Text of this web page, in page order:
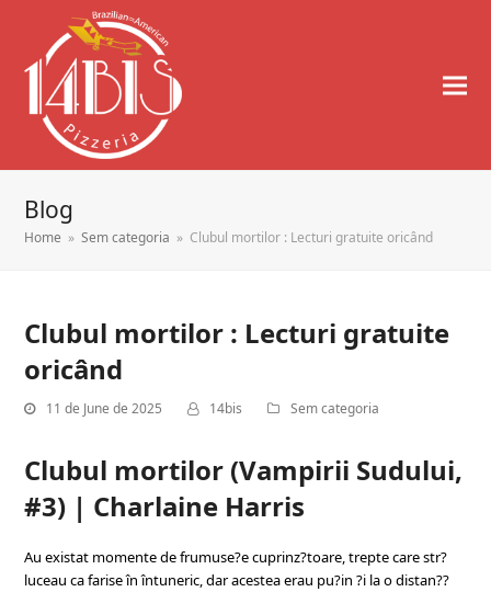
Blog
Home » Sem categoria » Clubul mortilor : Lecturi gratuite oricând
Clubul mortilor : Lecturi gratuite
oricând
11 de June de 2025 14bis Sem categoria
Clubul mortilor (Vampirii Sudului,
#3) | Charlaine Harris
Au existat momente de frumuse?e cuprinz?toare, trepte care str?
luceau ca farise în întuneric, dar acestea erau pu?in ?i la o distan??